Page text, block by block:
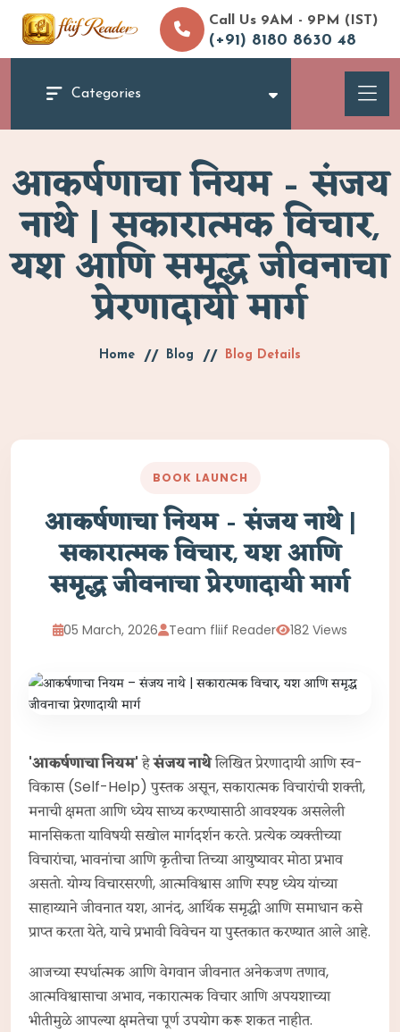
Call Us 9AM - 9PM (IST)
(+91) 8180 8630 48
Categories
आकर्षणाचा नियम – संजय
नाथे | सकारात्मक विचार,
यश आणि समृद्ध जीवनाचा
प्रेरणादायी मार्ग
Home Blog Blog Details
BOOK LAUNCH
आकर्षणाचा नियम – संजय नाथे |
सकारात्मक विचार, यश आणि
समृद्ध जीवनाचा प्रेरणादायी मार्ग
05 March, 2026 Team fliif Reader 182 Views
'आकर्षणाचा नियम'हेसंजय नाथेलिखित प्रेरणादायी आणि स्व-
विकास (Self-Help) पुस्तक असून, सकारात्मक विचारांची शक्ती,
मनाची क्षमता आणि ध्येय साध्य करण्यासाठी आवश्यक असलेली
मानसिकता याविषयी सखोल मार्गदर्शन करते. प्रत्येक व्यक्तीच्या
विचारांचा, भावनांचा आणि कृतीचा तिच्या आयुष्यावर मोठा प्रभाव
असतो. योग्य विचारसरणी, आत्मविश्वास आणि स्पष्ट ध्येय यांच्या
साहाय्याने जीवनात यश, आनंद, आर्थिक समृद्धी आणि समाधान कसे
प्राप्त करता येते, याचे प्रभावी विवेचन या पुस्तकात करण्यात आले आहे.
आजच्या स्पर्धात्मक आणि वेगवान जीवनात अनेकजण तणाव,
आत्मविश्वासाचा अभाव, नकारात्मक विचार आणि अपयशाच्या
भीतीमुळे आपल्या क्षमतेचा पूर्ण उपयोग करू शकत नाहीत.